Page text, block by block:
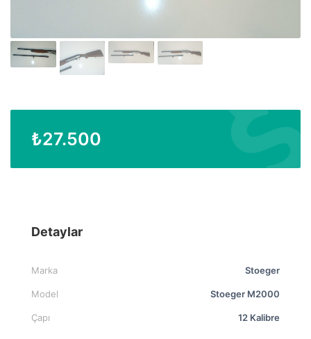
₺27.500
Detaylar
Marka Stoeger
Model Stoeger M2000
Çapı 12 Kalibre